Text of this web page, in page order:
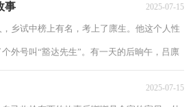
事 2025-07-15
乡试中榜上有名，考上了廪生。他这个人性
外号叫“豁达先生”。有一天的后晌午，吕廪
2025-07-15